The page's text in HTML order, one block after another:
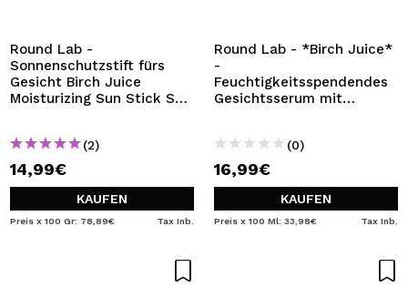
Round Lab -
Sonnenschutzstift fürs
Gesicht Birch Juice
Moisturizing Sun Stick SPF
(2)
14,99€
KAUFEN
Preis x 100 Gr: 78,89€ Tax Inb.
Round Lab - *Birch Juice*
-
Feuchtigkeitsspendendes
Gesichtsserum mit
(0)
16,99€
KAUFEN
Preis x 100 Ml: 33,98€ Tax Inb.